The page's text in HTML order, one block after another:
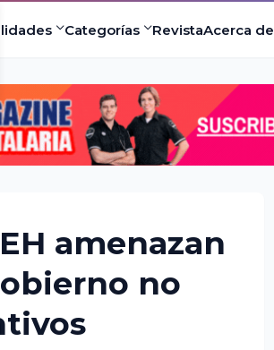
Categorías RevistaAcerca de
amenazan
no